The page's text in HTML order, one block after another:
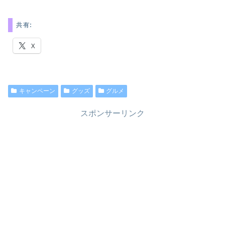
共有:
X
キャンペーン グッズ グルメ
スポンサーリンク